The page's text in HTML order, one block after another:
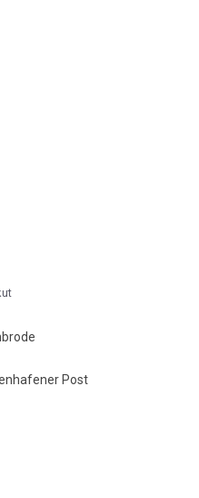
Post
am Kai - HP 18.9.1959
noch Hochbetrieb in